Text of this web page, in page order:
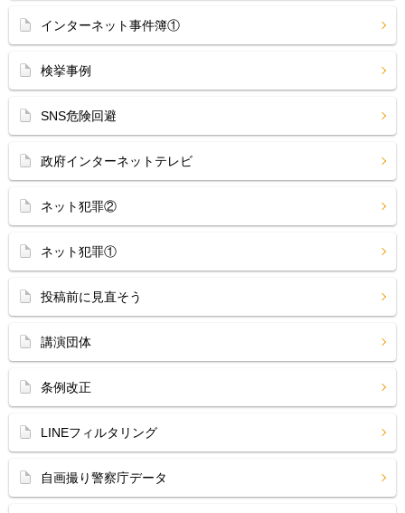
インターネット事件簿①
検挙事例
SNS危険回避
政府インターネットテレビ
ネット犯罪②
ネット犯罪①
投稿前に見直そう
講演団体
条例改正
LINEフィルタリング
自画撮り警察庁データ